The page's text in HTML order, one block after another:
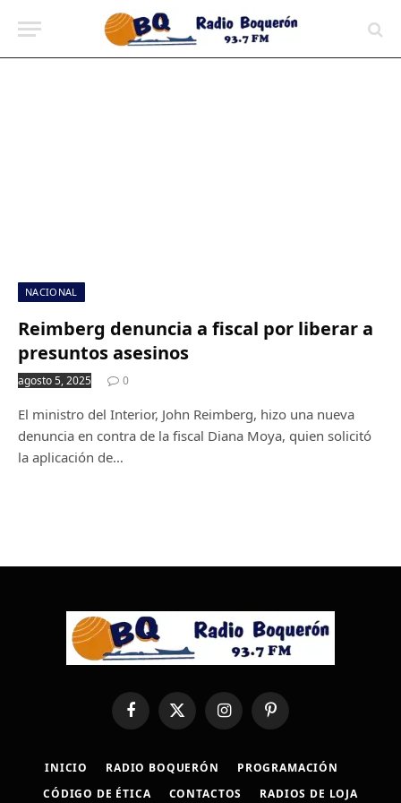
NACIONAL
Reimberg denuncia a fiscal por liberar a
presuntos asesinos
agosto 5, 2025 0
El ministro del Interior, John Reimberg, hizo una nueva
denuncia en contra de la fiscal Diana Moya, quien solicitó
la aplicación de…
FacebookX
(Twitter)
InstagramPinterest
INICIO RADIO BOQUERÓN
PROGRAMACIÓN
CÓDIGO DE ÉTICA
CONTACTOS RADIOS DE LOJA